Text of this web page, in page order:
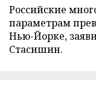
Российские
параметрам
Нью-Йорке,
Стасишин.